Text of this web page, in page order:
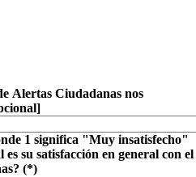
Alertas Ciudadanas nos
1 significa "Muy insatisfecho"
su satisfacción en general con el
(*)